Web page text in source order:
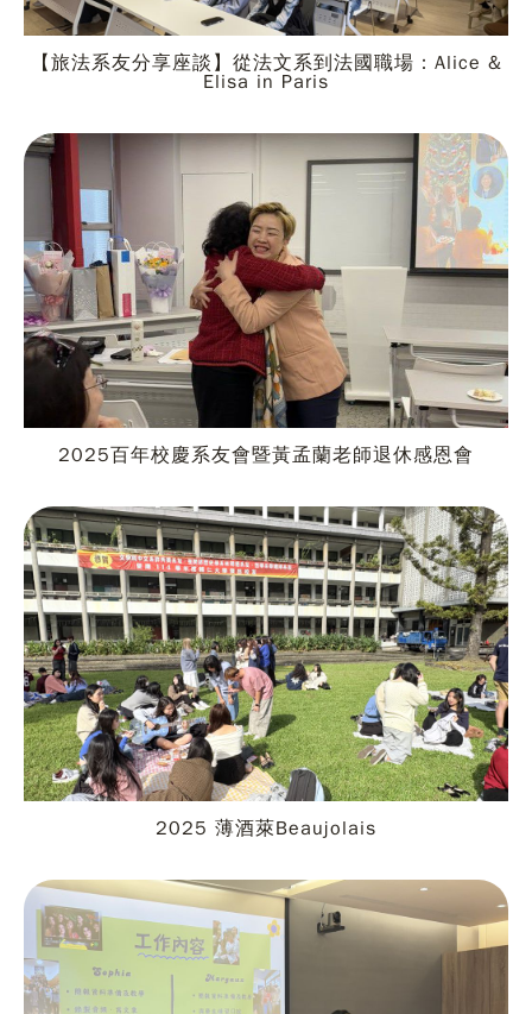
【旅法系友分享座談】從法文系到法國職場：Alice &
Elisa in Paris
2025百年校慶系友會暨黃孟蘭老師退休感恩會
2025 薄酒萊Beaujolais